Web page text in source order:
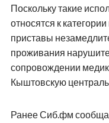
Поскольку такие
относятся к
приставы
проживания
сопровождении
Кыштовскую
Ранее Сиб.фм